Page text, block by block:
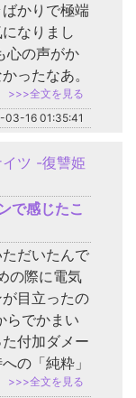
かりで極端
なりまし
心の声がか
ったなあ。
>>>全文を見る
03-16 01:35:41
ツ -復讐姫
で感じたこ
だいたんで
の際に電気
目立ったの
らでかまい
付加ダメー
の「純粋」
>>>全文を見る